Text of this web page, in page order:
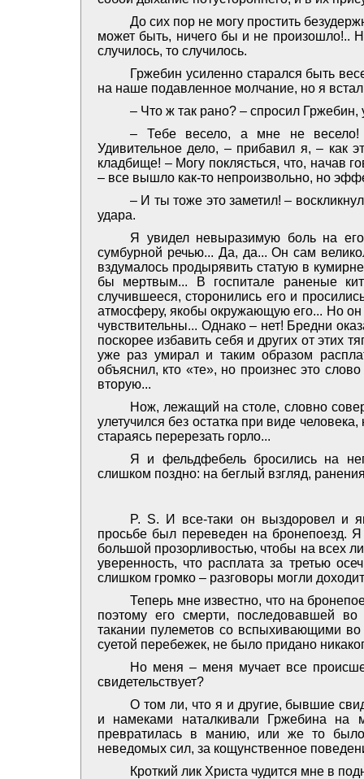
До сих пор не могу простить
может быть, ничего бы и не произошло!..
случилось, то случилось.
Гржебин усиленно старался быть
на наше подавленное молчание, но я встал
– Что ж так рано? – спросил Гржебин,
– Тебе весело, а мне не
Удивительное дело, – прибавил я, – как
кладбище! – Могу поклясться, что, начав
– все вышло как-то непроизвольно, но
– И ты тоже это заметил! –
удара.
Я увидел невыразимую боль на
сумбурной речью... Да, да... Он сам
вздумалось продырявить статую в
бы мертвым... В госпитале раненые
случившееся, сторонились его и
атмосферу, якобы окружающую его... Но он
чувствительны... Однако – нет! Бредни
поскорее избавить себя и других от этих
уже раз умирал и таким образом
объяснил, кто «те», но произнес это
вторую...
Нож, лежащий на столе, словно
улетучился без остатка при виде
стараясь перерезать горло...
Я и фельдфебель бросились на
слишком поздно: на беглый взгляд,
P. S. И все-таки он выздоровел и
просьбе был переведен на бронепоезд.
большой прозорливостью, чтобы на всех
уверенность, что расплата за третью
слишком громко – разговоры могли
Теперь мне известно, что на
поэтому его смерти, последовавшей
такании пулеметов со вспыхивающими
суетой перебежек, не было придано
Но меня – меня мучает все
свидетельствует?
О том ли, что я и другие, бывшие
и намеками наталкивали Гржебина на
превратилась в манию, или же то было
неведомых сил, за кощунственное
Кроткий лик Христа чудится мне в